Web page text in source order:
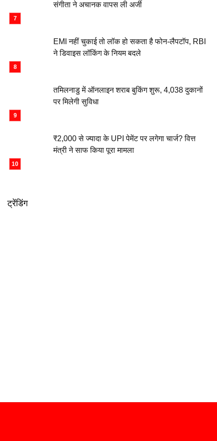
संगीता ने अचानक वापस ली अर्जी
EMI नहीं चुकाई तो लॉक हो सकता है फोन-लैपटॉप, RBI
ने डिवाइस लॉकिंग के नियम बदले
तमिलनाडु में ऑनलाइन शराब बुकिंग शुरू, 4,038 दुकानों
पर मिलेगी सुविधा
₹2,000 से ज्यादा के UPI पेमेंट पर लगेगा चार्ज? वित्त
मंत्री ने साफ किया पूरा मामला
ट्रेंडिंग